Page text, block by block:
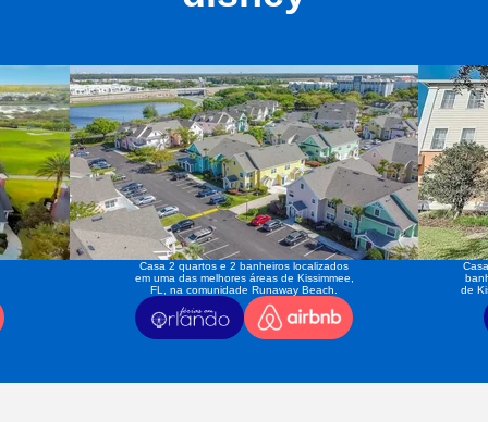
Casa 2 quartos e 2 banheiros localizados
em uma das melhores áreas de Kissimmee,
FL, na comunidade Runaway Beach.
de